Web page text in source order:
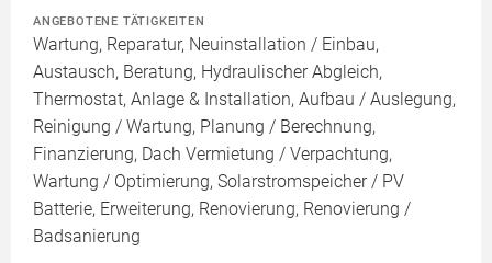
ANGEBOTENE TÄTIGKEITEN
Wartung, Reparatur, Neuinstallation / Einbau,
Austausch, Beratung, Hydraulischer Abgleich,
Thermostat, Anlage & Installation, Aufbau / Auslegung,
Reinigung / Wartung, Planung / Berechnung,
Finanzierung, Dach Vermietung / Verpachtung,
Wartung / Optimierung, Solarstromspeicher / PV
Batterie, Erweiterung, Renovierung, Renovierung /
Badsanierung